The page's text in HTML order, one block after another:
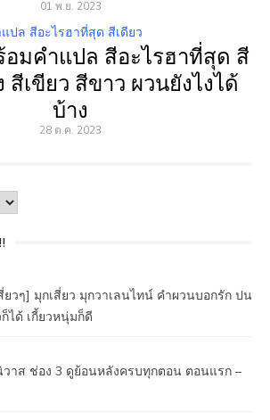
01 พ.ย. 2023
อมคำแปล สีอะไรฮาที่สุด สี
สีเขียว สีขาว ผวนยังไงได้
บ้าง
28 ต.ค. 2023
ยวๆ] มุกเสี่ยว มุกวาเลนไทน์ คำผวนบอกรัก ปน
ได้ เกี้ยวหนุ่มก็ดี
าส ช่อง 3 ดูย้อนหลังครบทุกตอน ตอนแรก –